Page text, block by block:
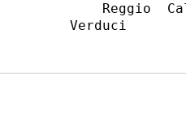
Reggio